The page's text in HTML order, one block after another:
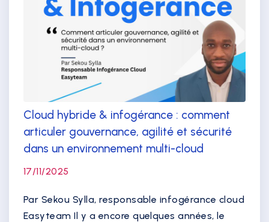
Cloud hybride & infogérance : comment
articuler gouvernance, agilité et sécurité
dans un environnement multi-cloud
17/11/2025
Par Sekou Sylla, responsable infogérance cloud
Easyteam Il y a encore quelques années, le